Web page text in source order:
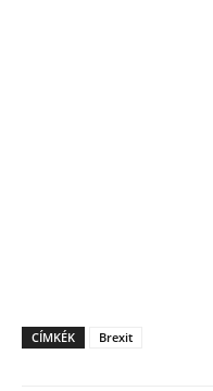
CÍMKÉK Brexit